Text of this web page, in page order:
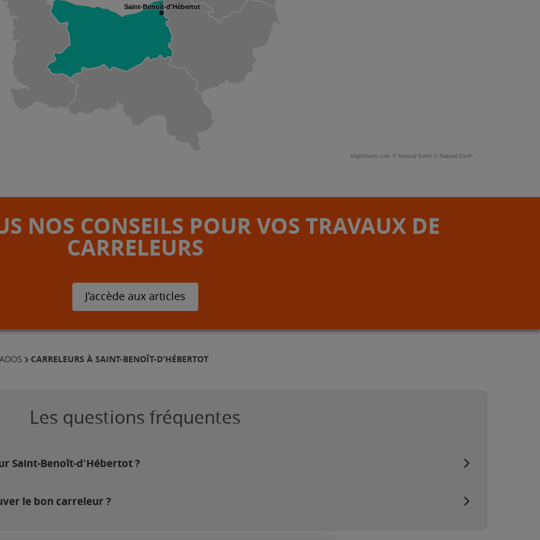
Saint-Benoît-d'Hébertot
Highcharts.com © Natural Earth © Natural Earth
NOS CONSEILS POUR VOS TRAVAUX DE
CARRELEURS
J’accède aux articles
CARRELEURS À SAINT-BENOÎT-D'HÉBERTOT
Les questions fréquentes
Saint-Benoît-d'Hébertot ?
le bon carreleur ?